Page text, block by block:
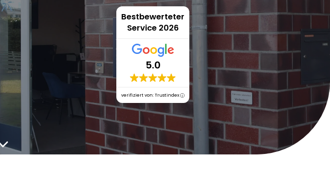
Bestbewerteter
Service 2026
5.0
verifiziert von: Trustindex